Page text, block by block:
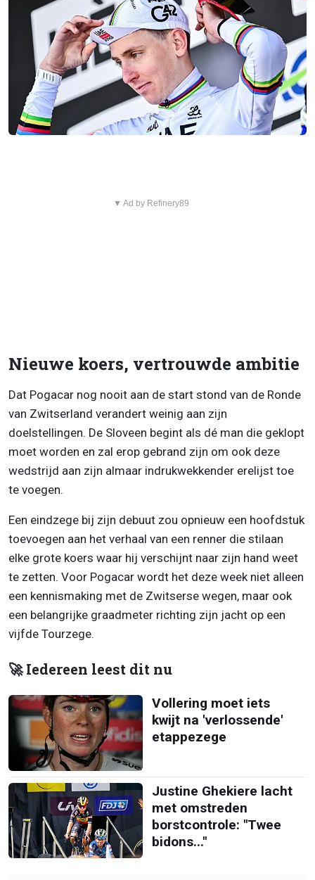
▼ Ad by Refinery89
Nieuwe koers, vertrouwde ambitie
Dat Pogacar nog nooit aan de start stond van de Ronde
van Zwitserland verandert weinig aan zijn
doelstellingen. De Sloveen begint als dé man die geklopt
moet worden en zal erop gebrand zijn om ook deze
wedstrijd aan zijn almaar indrukwekkender erelijst toe
te voegen.
Een eindzege bij zijn debuut zou opnieuw een hoofdstuk
toevoegen aan het verhaal van een renner die stilaan
elke grote koers waar hij verschijnt naar zijn hand weet
te zetten. Voor Pogacar wordt het deze week niet alleen
een kennismaking met de Zwitserse wegen, maar ook
een belangrijke graadmeter richting zijn jacht op een
vijfde Tourzege.
🚀 Iedereen leest dit nu
Vollering moet iets
kwijt na 'verlossende'
etappezege
Justine Ghekiere lacht
met omstreden
borstcontrole: "Twee
bidons..."